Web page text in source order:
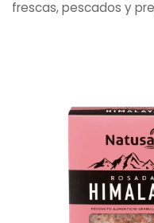
frescas, pescados y